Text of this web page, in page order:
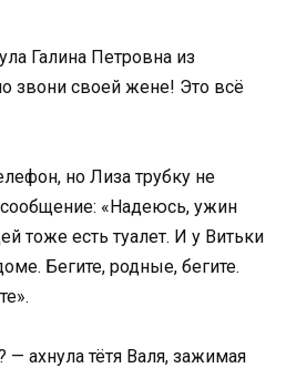
Галина Петровна из
звони своей жене! Это всё
но Лиза трубку не
«Надеюсь, ужин
тоже есть туалет. И у Витьки
Бегите, родные, бегите.
— ахнула тётя Валя, зажимая